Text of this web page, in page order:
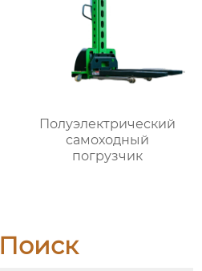
Полуэлектрический
самоходный
погрузчик
Поиск